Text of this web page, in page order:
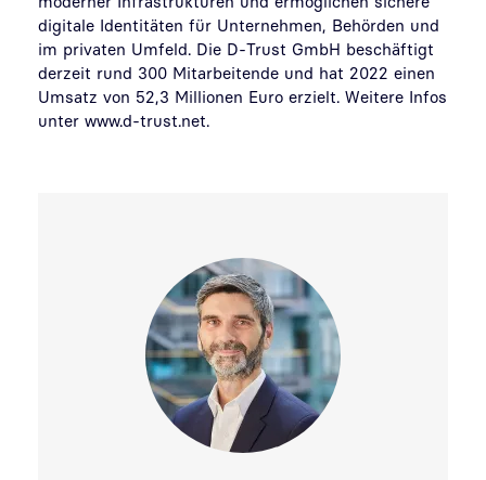
digitale Identitäten für Unternehmen, Behörden und
im privaten Umfeld. Die D-Trust GmbH beschäftigt
derzeit rund 300 Mitarbeitende und hat 2022 einen
Umsatz von 52,3 Millionen Euro erzielt. Weitere Infos
unter www.d-trust.net.